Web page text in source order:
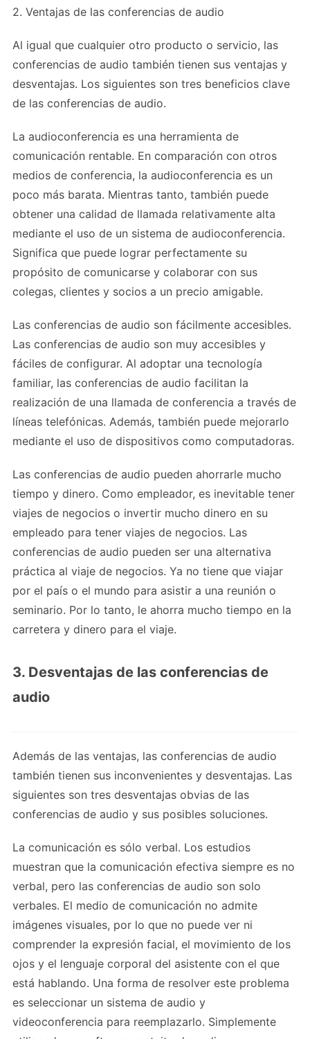
2. Ventajas de las conferencias de audio
Al igual que cualquier otro producto o servicio, las
conferencias de audio también tienen sus ventajas y
desventajas. Los siguientes son tres beneficios clave
de las conferencias de audio.
La audioconferencia es una herramienta de
comunicación rentable. En comparación con otros
medios de conferencia, la audioconferencia es un
poco más barata. Mientras tanto, también puede
obtener una calidad de llamada relativamente alta
mediante el uso de un sistema de audioconferencia.
Significa que puede lograr perfectamente su
propósito de comunicarse y colaborar con sus
colegas, clientes y socios a un precio amigable.
Las conferencias de audio son fácilmente accesibles.
Las conferencias de audio son muy accesibles y
fáciles de configurar. Al adoptar una tecnología
familiar, las conferencias de audio facilitan la
realización de una llamada de conferencia a través de
líneas telefónicas. Además, también puede mejorarlo
mediante el uso de dispositivos como computadoras.
Las conferencias de audio pueden ahorrarle mucho
tiempo y dinero. Como empleador, es inevitable tener
viajes de negocios o invertir mucho dinero en su
empleado para tener viajes de negocios. Las
conferencias de audio pueden ser una alternativa
práctica al viaje de negocios. Ya no tiene que viajar
por el país o el mundo para asistir a una reunión o
seminario. Por lo tanto, le ahorra mucho tiempo en la
carretera y dinero para el viaje.
3. Desventajas de las conferencias de
audio
Además de las ventajas, las conferencias de audio
también tienen sus inconvenientes y desventajas. Las
siguientes son tres desventajas obvias de las
conferencias de audio y sus posibles soluciones.
La comunicación es sólo verbal. Los estudios
muestran que la comunicación efectiva siempre es no
verbal, pero las conferencias de audio son solo
verbales. El medio de comunicación no admite
imágenes visuales, por lo que no puede ver ni
comprender la expresión facial, el movimiento de los
ojos y el lenguaje corporal del asistente con el que
está hablando. Una forma de resolver este problema
es seleccionar un sistema de audio y
videoconferencia para reemplazarlo. Simplemente